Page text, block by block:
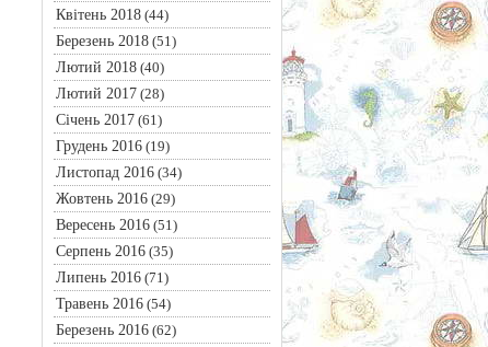
Квітень 2018(44)
Березень 2018(51)
Лютий 2018(40)
Лютий 2017(28)
Січень 2017(61)
Грудень 2016(19)
Листопад 2016(34)
Жовтень 2016(29)
Вересень 2016(51)
Серпень 2016(35)
Липень 2016(71)
Травень 2016(54)
Березень 2016(62)